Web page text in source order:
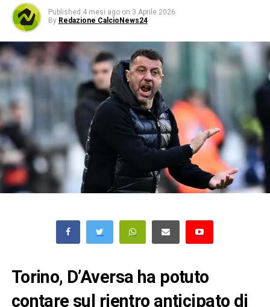
Published 4 mesi ago on 3 Aprile 2026
By Redazione CalcioNews24
Torino, D’Aversa ha potuto
contare sul rientro anticipato di